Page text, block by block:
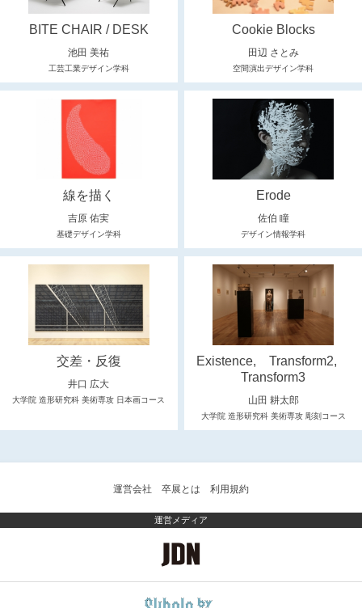
BITE CHAIR / DESK
池田 美祐
工芸工業デザイン学科
Cookie Blocks
田辺 さとみ
空間演出デザイン学科
線を描く
吉原 佑実
基礎デザイン学科
Erode
佐伯 瞳
デザイン情報学科
交差・反復
井口 広大
大学院 造形研究科 美術専攻 日本画コース
Existence, Transform2,
Transform3
山田 耕太郎
大学院 造形研究科 美術専攻 彫刻コース
運営会社 卒展とは 利用規約
運営メディア